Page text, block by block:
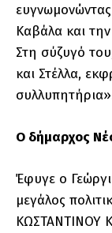
Καβάλα και
Στη σύζυγό
και Στέλλα,
Ο δήμαρχος
Έφυγε ο
μεγάλος
ΚΩΣΤΑΝΤΙΝΟΥ